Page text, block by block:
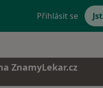
Přihlásit se
ZnamyLekar.cz